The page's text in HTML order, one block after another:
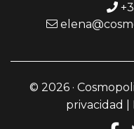
© 2026 ·
privacidad